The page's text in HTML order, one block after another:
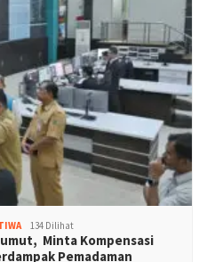
134 Dilihat
Minta Kompensasi
Pemadaman